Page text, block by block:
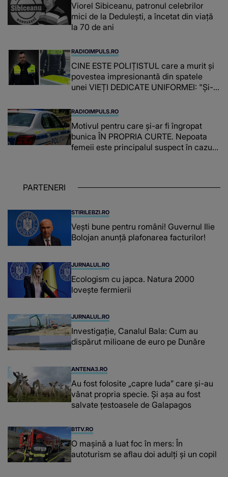
Viorel Sibiceanu, patronul celebrilor
mici de la Dedulești, a încetat din viață
la 70 de ani
RADIOIMPULS.RO
CINE ESTE POLIȚISTUL care a murit și
povestea impresionantă din spatele
unei VIEȚI DEDICATE UNIFORMEI: "Și-a
iar în relația cu colegii a fost un sprijin,
un sfătuitor și un..."
RADIOIMPULS.RO
Motivul pentru care și-ar fi îngropat
bunica ÎN PROPRIA CURTE. Nepoata
femeii este principalul suspect în cazul
PARTENERI
STIRILEBZI.RO
Vești bune pentru români! Guvernul Ilie
Bolojan anunță plafonarea facturilor!
JURNALUL.RO
Ecologism cu japca. Natura 2000
lovește fermierii
JURNALUL.RO
Investigație, Canalul Bala: Cum au
dispărut milioane de euro pe Dunăre
ANTENA3.RO
Au fost folosite „capre Iuda” care și-au
vânat propria specie. Și așa au fost
salvate țestoasele de Galapagos
B1TV.RO
O maşină a luat foc în mers: În
autoturism se aflau doi adulți și un copil